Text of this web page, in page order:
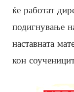
ќе работат
подигнување
наставната
кон